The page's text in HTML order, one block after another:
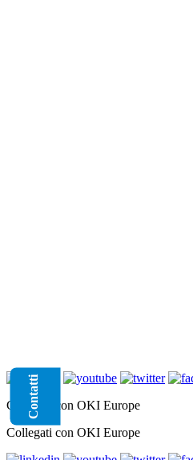
Contatti
Collegati con OKI Europe
Collegati con OKI Europe